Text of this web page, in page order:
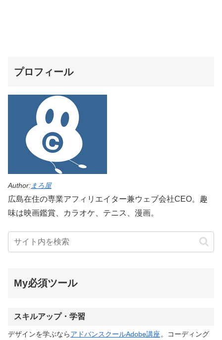
プロフィール
Author:まろ屋
広島在住の専業アフィリエイター兼ウェブ会社CEO。趣
味は映画鑑賞、カラオケ、テニス、漫画。
My必須ツール
スキルアップ・学習
デザインを学ぶならアドバンスクールAdobe講座 。コーディング